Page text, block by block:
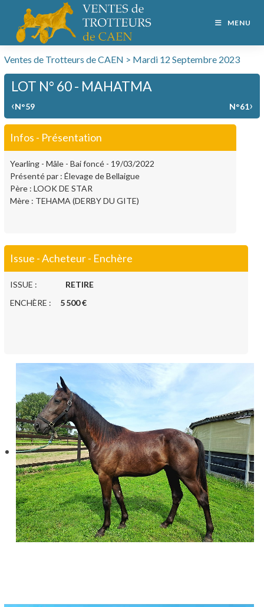
MENU
Ventes de Trotteurs de CAEN > Mardi 12 Septembre 2023
LOT N° 60 - MAHATMA
‹N°59 N°61›
Infos - Présentation
Yearling - Mâle - Bai foncé - 19/03/2022
Présenté par : Élevage de Bellaigue
Père : LOOK DE STAR
Mère : TEHAMA (DERBY DU GITE)
Issue - Acheteur - Enchère
ISSUE : RETIRE
ENCHÈRE : 5 500 €